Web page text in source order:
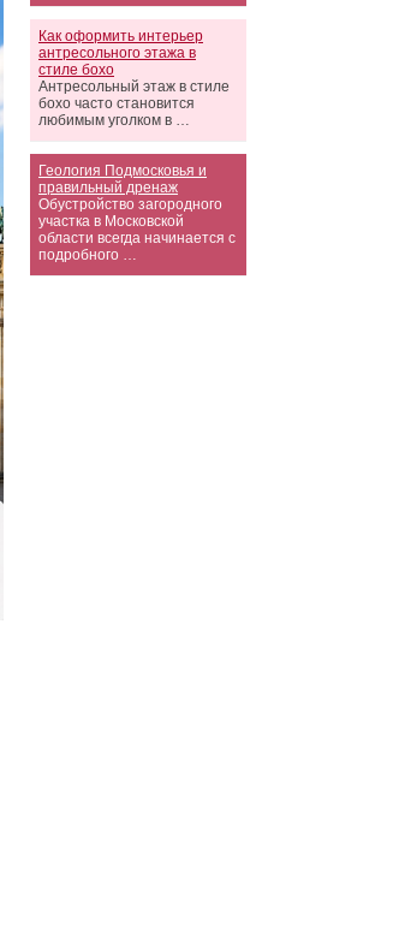
Как оформить интерьер
антресольного этажа в
стиле бохо
Антресольный этаж в стиле
бохо часто становится
любимым уголком в …
Геология Подмосковья и
правильный дренаж
Обустройство загородного
участка в Московской
области всегда начинается с
подробного …